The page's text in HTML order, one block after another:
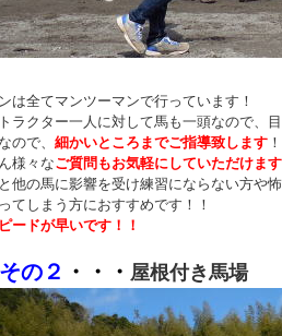
は全てマンツーマンで行っています！
ラクター一人に対して馬も一頭なので、目
ので、 細かいところまでご指導致します ！
様々なご質問もお気軽にしていただけます
他の馬に影響を受け練習にならない方や
てしまう方におすすめです！！
ードが早いです！！
の２ ・・・ 屋根付き馬場